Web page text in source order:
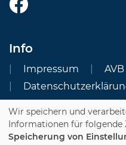
Info
Impressum
AVB
Cookie Einstellungen
Dozenten-Login
Wir speichern und
Informationen für folgende
Speicherung von